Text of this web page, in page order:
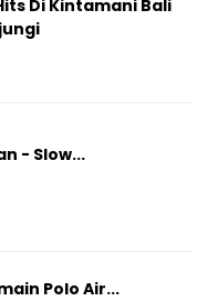
Di Kintamani Bali
- Slow...
Polo Air...